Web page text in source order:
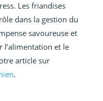
Les friandises
dans la gestion du
savoureuse et
l’alimentation et le
article sur
.